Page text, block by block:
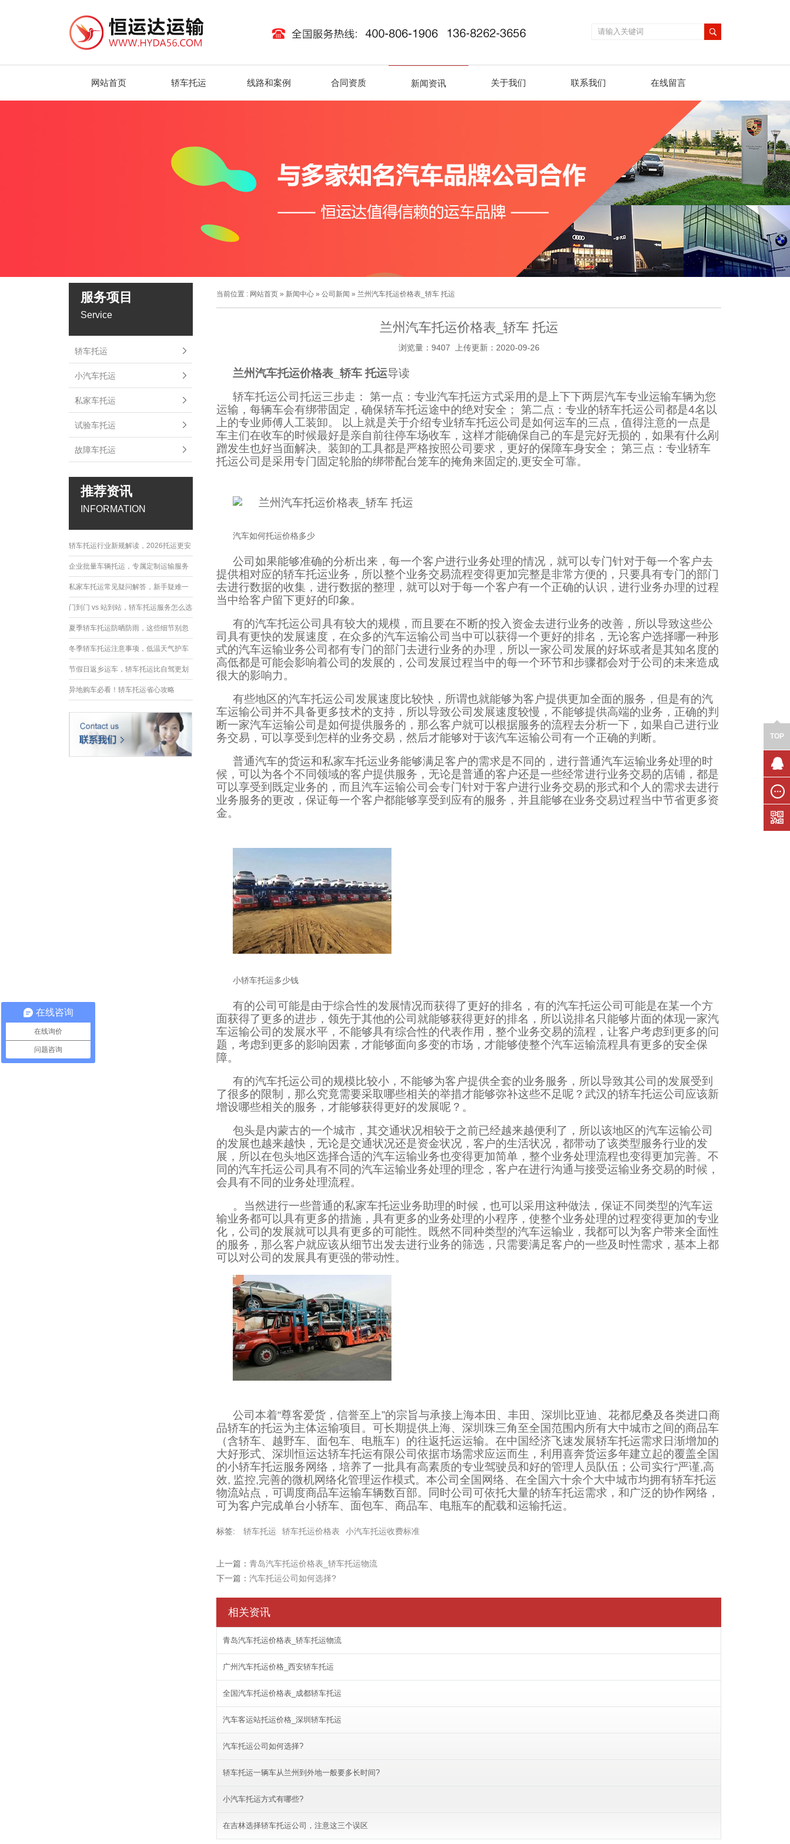
网站首页 轿车托运 线路和案例 合同资质 新闻资讯 关于我们 联系我们 在线留言
服务项目
Service
轿车托运
小汽车托运
私家车托运
试验车托运
故障车托运
推荐资讯
INFORMATION
轿车托运行业新规解读，2026托运更安
全规范
企业批量车辆托运，专属定制运输服务
优势
私家车托运常见疑问解答，新手疑难一
次性解决
门到门 vs 站到站，轿车托运服务怎么选
夏季轿车托运防晒防雨，这些细节别忽
略
冬季轿车托运注意事项，低温天气护车
指南
节假日返乡运车，轿车托运比自驾更划
算
异地购车必看！轿车托运省心攻略
当前位置 : 网站首页 » 新闻中心 » 公司新闻 » 兰州汽车托运价格表_轿车 托运
兰州汽车托运价格表_轿车 托运
浏览量：9407 上传更新：2020-09-26
兰州汽车托运价格表_轿车 托运导读
轿车托运公司托运三步走： 第一点：专业汽车托运方式采用的是上下下两层汽车专业运输车辆为您
运输，每辆车会有绑带固定，确保轿车托运途中的绝对安全； 第二点：专业的轿车托运公司都是4名以
上的专业师傅人工装卸。 以上就是关于介绍专业轿车托运公司是如何运车的三点，值得注意的一点是
车主们在收车的时候最好是亲自前往停车场收车，这样才能确保自己的车是完好无损的，如果有什么剐
蹭发生也好当面解决。装卸的工具都是严格按照公司要求，更好的保障车身安全； 第三点：专业轿车
托运公司是采用专门固定轮胎的绑带配台笼车的掩角来固定的,更安全可靠。
汽车如何托运价格多少
公司如果能够准确的分析出来，每一个客户进行业务处理的情况，就可以专门针对于每一个客户去
提供相对应的轿车托运业务，所以整个业务交易流程变得更加完整是非常方便的，只要具有专门的部门
去进行数据的收集，进行数据的整理，就可以对于每一个客户有一个正确的认识，进行业务办理的过程
当中给客户留下更好的印象。
有的汽车托运公司具有较大的规模，而且要在不断的投入资金去进行业务的改善，所以导致这些公
司具有更快的发展速度，在众多的汽车运输公司当中可以获得一个更好的排名，无论客户选择哪一种形
式的汽车运输业务公司都有专门的部门去进行业务的办理，所以一家公司发展的好坏或者是其知名度的
高低都是可能会影响着公司的发展的，公司发展过程当中的每一个环节和步骤都会对于公司的未来造成
很大的影响力。
有些地区的汽车托运公司发展速度比较快，所谓也就能够为客户提供更加全面的服务，但是有的汽
车运输公司并不具备更多技术的支持，所以导致公司发展速度较慢，不能够提供高端的业务，正确的判
断一家汽车运输公司是如何提供服务的，那么客户就可以根据服务的流程去分析一下，如果自己进行业
务交易，可以享受到怎样的业务交易，然后才能够对于该汽车运输公司有一个正确的判断。
普通汽车的货运和私家车托运业务能够满足客户的需求是不同的，进行普通汽车运输业务处理的时
候，可以为各个不同领域的客户提供服务，无论是普通的客户还是一些经常进行业务交易的店铺，都是
可以享受到既定业务的，而且汽车运输公司会专门针对于客户进行业务交易的形式和个人的需求去进行
业务服务的更改，保证每一个客户都能够享受到应有的服务，并且能够在业务交易过程当中节省更多资
金。
小轿车托运多少钱
有的公司可能是由于综合性的发展情况而获得了更好的排名，有的汽车托运公司可能是在某一个方
面获得了更多的进步，领先于其他的公司就能够获得更好的排名，所以说排名只能够片面的体现一家汽
车运输公司的发展水平，不能够具有综合性的代表作用，整个业务交易的流程，让客户考虑到更多的问
题，考虑到更多的影响因素，才能够面向多变的市场，才能够使整个汽车运输流程具有更多的安全保
障。
有的汽车托运公司的规模比较小，不能够为客户提供全套的业务服务，所以导致其公司的发展受到
了很多的限制，那么究竟需要采取哪些相关的举措才能够弥补这些不足呢？武汉的轿车托运公司应该新
增设哪些相关的服务，才能够获得更好的发展呢？。
包头是内蒙古的一个城市，其交通状况相较于之前已经越来越便利了，所以该地区的汽车运输公司
的发展也越来越快，无论是交通状况还是资金状况，客户的生活状况，都带动了该类型服务行业的发
展，所以在包头地区选择合适的汽车运输业务也变得更加简单，整个业务处理流程也变得更加完善。不
同的汽车托运公司具有不同的汽车运输业务处理的理念，客户在进行沟通与接受运输业务交易的时候，
会具有不同的业务处理流程。
。当然进行一些普通的私家车托运业务助理的时候，也可以采用这种做法，保证不同类型的汽车运
输业务都可以具有更多的措施，具有更多的业务处理的小程序，使整个业务处理的过程变得更加的专业
化，公司的发展就可以具有更多的可能性。既然不同种类型的汽车运输业，我都可以为客户带来全面性
的服务，那么客户就应该从细节出发去进行业务的筛选，只需要满足客户的一些及时性需求，基本上都
可以对公司的发展具有更强的带动性。
公司本着“尊客爱货，信誉至上”的宗旨与承接上海本田、丰田、深圳比亚迪、花都尼桑及各类进口商
品轿车的托运为主体运输项目。可长期提供上海、深圳珠三角至全国范围内所有大中城市之间的商品车
（含轿车、越野车、面包车、电瓶车）的往返托运运输。在中国经济飞速发展轿车托运需求日渐增加的
大好形式、深圳恒运达轿车托运有限公司依据市场需求应运而生，利用喜奔货运多年建立起的覆盖全国
的小轿车托运服务网络，培养了一批具有高素质的专业驾驶员和好的管理人员队伍；公司实行“严谨,高
效, 监控,完善的微机网络化管理运作模式。本公司全国网络、在全国六十余个大中城市均拥有轿车托运
物流站点，可调度商品车运输车辆数百部。同时公司可依托大量的轿车托运需求，和广泛的协作网络，
可为客户完成单台小轿车、面包车、商品车、电瓶车的配载和运输托运。
标签: 轿车托运 轿车托运价格表 小汽车托运收费标准
上一篇： 青岛汽车托运价格表_轿车托运物流
下一篇： 汽车托运公司如何选择?
相关资讯
青岛汽车托运价格表_轿车托运物流
广州汽车托运价格_西安轿车托运
全国汽车托运价格表_成都轿车托运
汽车客运站托运价格_深圳轿车托运
汽车托运公司如何选择?
轿车托运一辆车从兰州到外地一般要多长时间?
小汽车托运方式有哪些?
在吉林选择轿车托运公司，注意这三个误区
TOP
联系我
在线留
在线咨询
在线询价
问题咨询